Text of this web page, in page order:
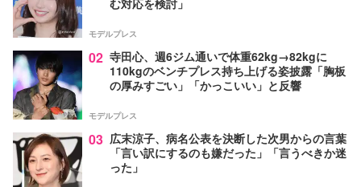
モデルプレス
02 寺田心、週6ジム通いで体重62kg→82kgに
110kgのベンチプレス持ち上げる姿披露「胸板
の厚みすごい」「かっこいい」と反響
モデルプレス
03 広末涼子、病名公表を決断した次男からの言葉
「言い訳にするのも嫌だった」「言うべきか迷
った」